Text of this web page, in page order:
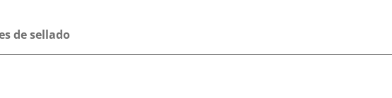
de sellado